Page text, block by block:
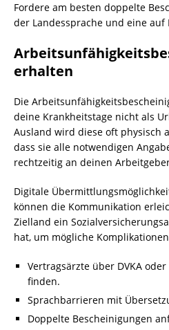
Fordere am besten doppelte
der Landessprache und eine auf
erhalten
Die
deine Krankheitstage nicht als
Ausland wird diese oft physisch
dass sie alle notwendigen
rechtzeitig an deinen
Digitale
können die Kommunikation
Zielland ein
hat, um mögliche
Vertragsärzte über DVKA
finden.
Sprachbarrieren mit
Doppelte Bescheinigungen